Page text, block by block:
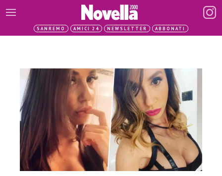
SANREMO AMICI 24 NEWSLETTER ABBONATI